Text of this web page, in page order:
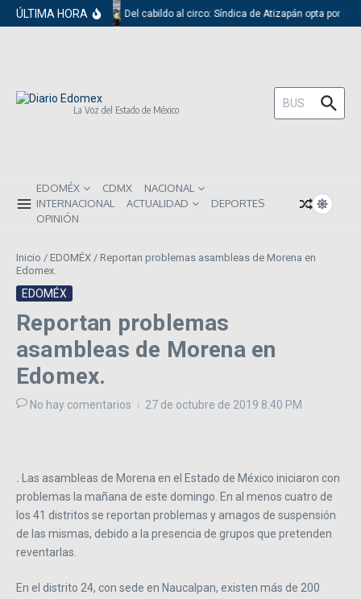
Saltar al contenido
ÚLTIMA HORA Del cabildo al circo: Síndica de Atizapán opta por el
La Voz del Estado de México
Buscar:
EDOMÉX CDMX
NACIONAL
INTERNACIONAL
ACTUALIDAD
DEPORTES
OPINIÓN
Inicio / EDOMÉX / Reportan problemas asambleas de Morena en
Edomex.
EDOMÉX
Reportan problemas
asambleas de Morena en
Edomex.
No hay comentarios 27 de octubre de 2019 8:40 PM
. Las asambleas de Morena en el Estado de México iniciaron con
problemas la mañana de este domingo. En al menos cuatro de
los 41 distritos se reportan problemas y amagos de suspensión
de las mismas, debido a la presencia de grupos que pretenden
reventarlas.
En el distrito 24, con sede en Naucalpan, existen más de 200